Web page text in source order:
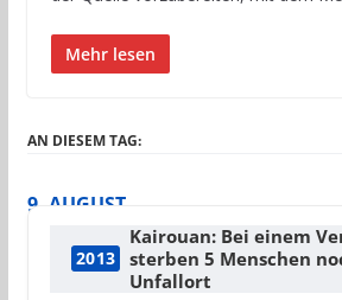
Mehr lesen
AN DIESEM TAG:
9. AUGUST
2013
Kairouan: Bei einem
sterben 5 Menschen
Unfallort